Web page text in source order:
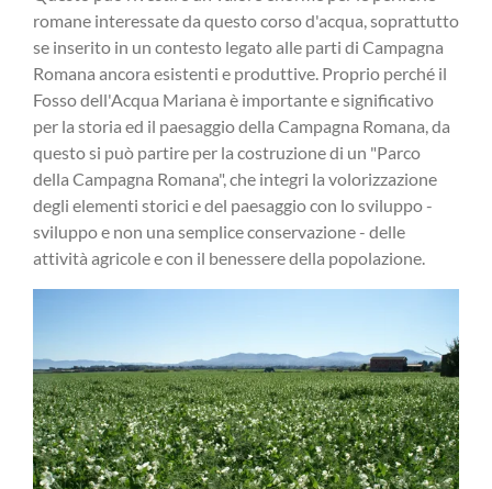
romane interessate da questo corso d'acqua, soprattutto
se inserito in un contesto legato alle parti di Campagna
Romana ancora esistenti e produttive. Proprio perché il
Fosso dell'Acqua Mariana è importante e significativo
per la storia ed il paesaggio della Campagna Romana, da
questo si può partire per la costruzione di un "Parco
della Campagna Romana", che integri la volorizzazione
degli elementi storici e del paesaggio con lo sviluppo -
sviluppo e non una semplice conservazione - delle
attività agricole e con il benessere della popolazione.